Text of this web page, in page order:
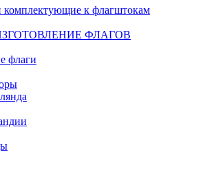
комплектующие к флагштокам
ФЛАГОВ
флаги